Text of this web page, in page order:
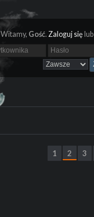
Witamy, Gość. Zaloguj się lub
1 2 3